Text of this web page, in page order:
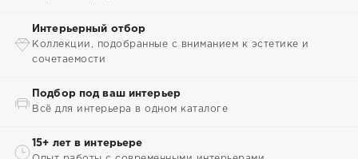
Интерьерный отбор
Коллекции, подобранные с вниманием к эстетике и
сочетаемости
Подбор под ваш интерьер
Всё для интерьера в одном каталоге
15+ лет в интерьере